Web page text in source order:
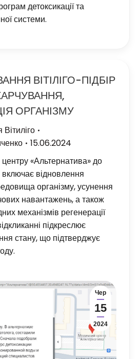
детоксикації та
системи.
ВІТІЛІГО-ПІДБІР
ОРГАНІЗМУ
Вітиліго
15.06.2024
«Альтернатива» до
включає відновлення
організму, усунення
навантажень, а також
механізмів регенерації
підкреслює
стану, що підтверджує
Чер
15
2024